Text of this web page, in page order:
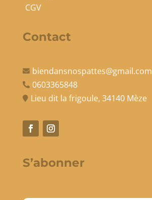
CGV
Contact
 biendansnospattes@gmail.com
 0603365848
 Lieu dit la frigoule, 34140 Mèze
S’abonner